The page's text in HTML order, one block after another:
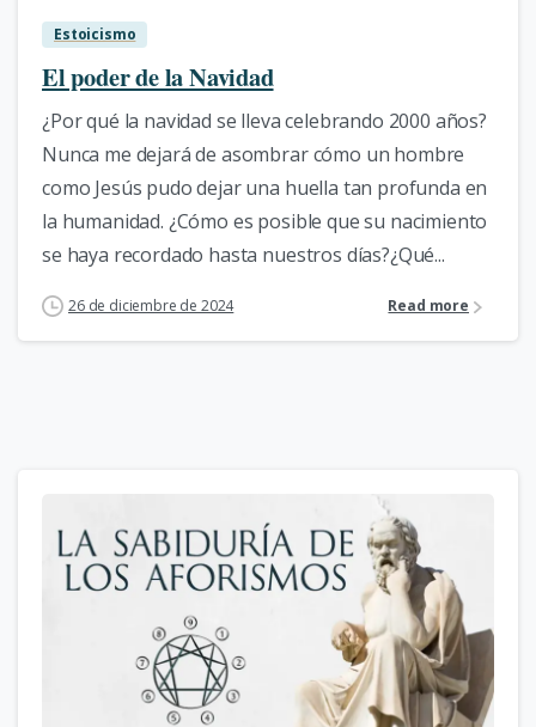
Estoicismo
El poder de la Navidad
¿Por qué la navidad se lleva celebrando 2000 años?
Nunca me dejará de asombrar cómo un hombre
como Jesús pudo dejar una huella tan profunda en
la humanidad. ¿Cómo es posible que su nacimiento
se haya recordado hasta nuestros días?¿Qué...
26 de diciembre de 2024 Read more
5